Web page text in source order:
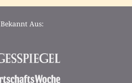
Bekannt Aus: